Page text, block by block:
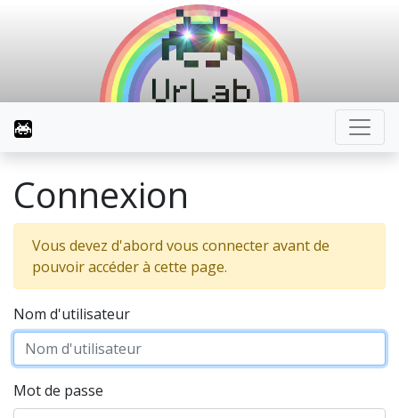
Connexion
Vous devez d'abord vous connecter avant de
pouvoir accéder à cette page.
Nom d'utilisateur
Mot de passe